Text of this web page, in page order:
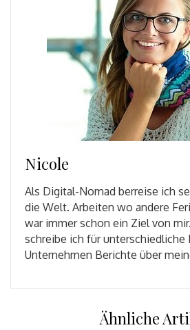
Nicole
Als Digital-Nomad berreise ich
die Welt. Arbeiten wo andere
war immer schon ein Ziel von
schreibe ich für unterschiedliche
Unternehmen Berichte über
Ähnliche